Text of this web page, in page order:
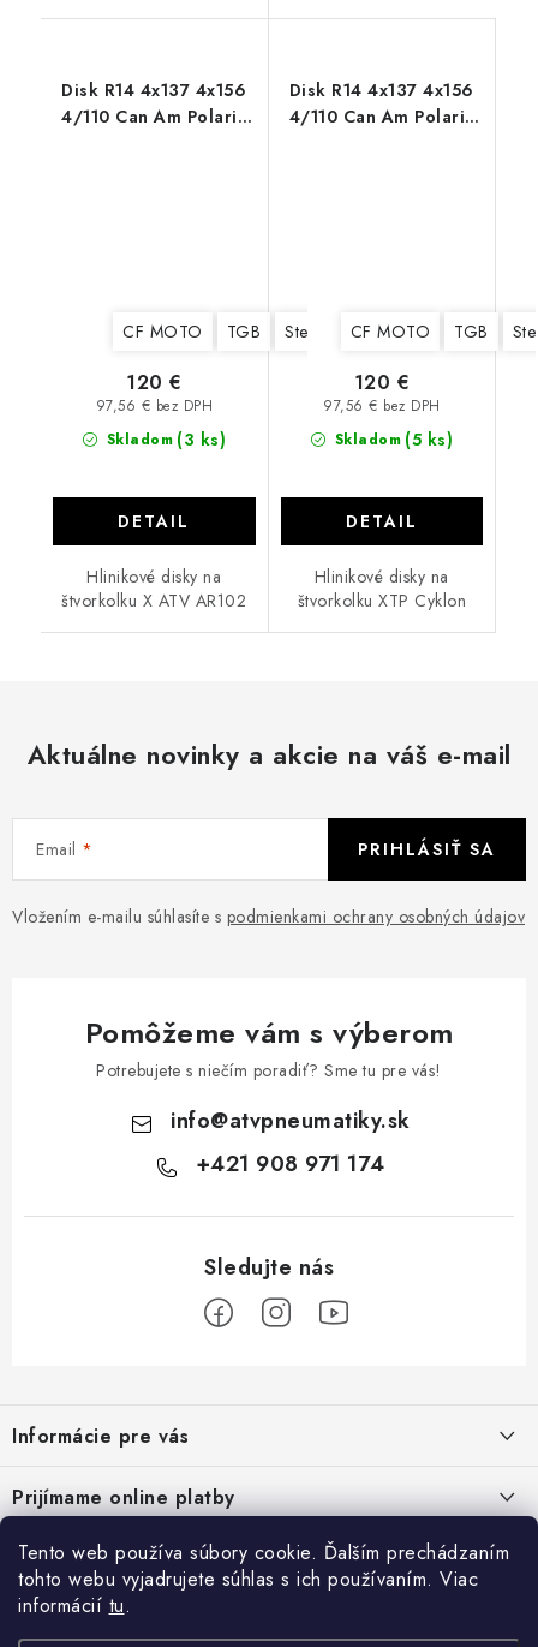
Tento web používa súbory cookie. Ďalším prechádzaním
tohto webu vyjadrujete súhlas s ich používaním. Viac
informácií tu.
Disk R14 4x137 4x156
4/110 Can Am Polaris
CF MOTO TGB Stels Yamaha Suzuki
Skladom (3 ks)
97,56 € bez DPH
120 €
DETAIL
Hlinikové disky na
štvorkolku X ATV AR102
Disk R14 4x137 4x156
4/110 Can Am Polaris
CF MOTO TGB
Skladom (5 ks)
97,56 € bez DPH
120 €
DETAIL
Hlinikové disky na
štvorkolku XTP Cyklon
Aktuálne novinky a akcie na váš e-mail
Email
Vložením e-mailu súhlasíte s podmienkami ochrany osobných údajov
PRIHLÁSIŤ SA
Pomôžeme vám s výberom
Potrebujete s niečím poradiť? Sme tu pre vás!
info@atvpneumatiky.sk
+421 908 971 174
p
ä
t
Informácie pre vás
Reklamačný poriadok - formulár
Kontakt
Prijímame online platby
Prihlásenie
E-mail
Facebook